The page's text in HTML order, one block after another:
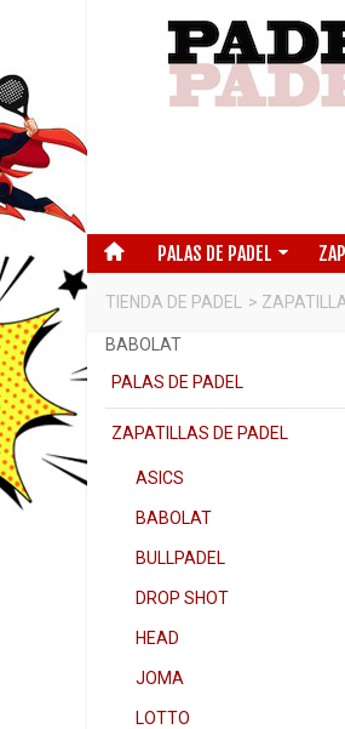
PALAS DE PADEL
TIENDA DE PADEL >
BABOLAT
PALAS DE PADEL
ZAPATILLAS DE PADEL
ASICS
BABOLAT
BULLPADEL
DROP SHOT
HEAD
JOMA
LOTTO